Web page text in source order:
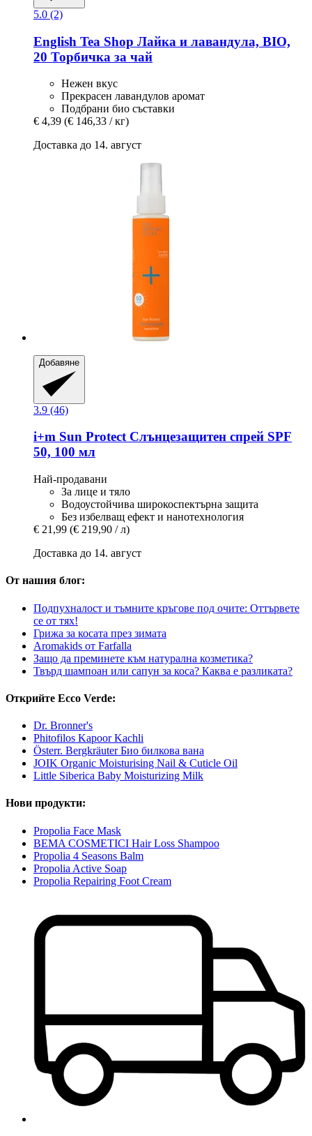
5.0 (2)
English Tea Shop Лайка и лавандула, BIO,
20 Торбичка за чай
Нежен вкус
Прекрасен лавандулов аромат
Подбрани био съставки
€ 4,39 (€ 146,33 / кг)
Доставка до 14. август
Добавяне
3.9 (46)
i+m Sun Protect Слънцезащитен спрей SPF
50, 100 мл
Най-продавани
За лице и тяло
Водоустойчива широкоспектърна защита
Без избелващ ефект и нанотехнология
€ 21,99 (€ 219,90 / л)
Доставка до 14. август
От нашия блог:
Подпухналост и тъмните кръгове под очите: Оттървете
се от тях!
Грижа за косата през зимата
Aromakids от Farfalla
Защо да преминете към натурална козметика?
Твърд шампоан или сапун за коса? Каква е разликата?
Открийте Ecco Verde:
Dr. Bronner's
Phitofilos Kapoor Kachli
Österr. Bergkräuter Био билкова вана
JOIK Organic Moisturising Nail & Cuticle Oil
Little Siberica Baby Moisturizing Milk
Нови продукти:
Propolia Face Mask
BEMA COSMETICI Hair Loss Shampoo
Propolia 4 Seasons Balm
Propolia Active Soap
Propolia Repairing Foot Cream